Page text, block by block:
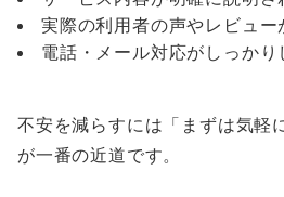
実際の利用者の声やレビュー
電話・メール対応がしっかり
不安を減らすには「まずは気軽
が一番の近道です。